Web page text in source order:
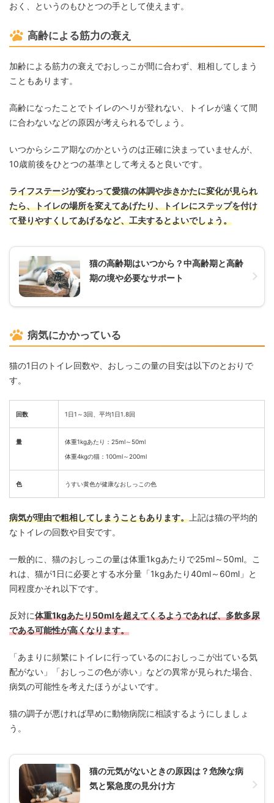
おく、というのもひとつの手として使えます。
高齢による筋力の衰え
加齢による筋力の衰えでおしっこが間に合わず、粗相してしまう
こともあります。
高齢になったことでトイレのヘリが登れない、トイレが遠くて間
に合わないなどの原因が考えられるでしょう。
いつからシニア期なのかというのは正確に決まっていませんが、
10歳前後をひとつの基準として考えると良いです。
ライフステージが変わって愛猫の体調や歩きかたに変化が見られ
たら、トイレの場所を変えてあげたり、トイレにステップを付け
て登りやすくしてあげるなど、工夫するとよいでしょう。
猫の高齢期はいつから？中高齢期と高齢
期の境や必要なサポート
病気にかかっている
猫の1日のトイレ回数や、おしっこの量の目安は以下のとおりで
す。
回数 1日1～3回、平均1日1.8回
量
体重1kgあたり：25ml～50ml
体重4kgの猫：100ml～200ml
色 うすい黄色が健康なおしっこの色
病気が理由で粗相してしまうこともあります。 上記は猫の平均的
なトイレの回数や目安です。
一般的に、猫のおしっこの量は体重1kgあたりで25ml～50ml。こ
れは、猫が1日に必要とする水分量「1kgあたり40ml～60ml」と
同程度かそれ以下です。
反対に体重1kgあたり50mlを超えてくるようであれば、多飲多尿
である可能性が高くなります。
「あまりに頻繁にトイレに行っているのにおしっこが出ている気
配がない」「おしっこの色が赤い」などの異常が見られた場合、
病気の可能性を考えたほうがよいです。
猫の調子が悪ければ早めに動物病院に相談するようにしましょ
う。
猫の元気がないときの原因は？危険な病
気と緊急度の見分け方